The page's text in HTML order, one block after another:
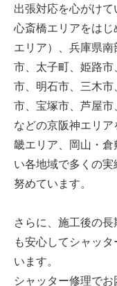
出張対応を心がけて
心斎橋エリアをは
エリア）、兵庫県
市、太子町、姫路
市、明石市、三木
市、宝塚市、芦屋
などの京阪神エリ
畿エリア、岡山・
い各地域で多くの
努めています。
さらに、施工後の
も安心してシャッ
います。
シャッター修理で